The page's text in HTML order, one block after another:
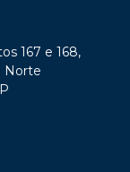
167 e 168,
Norte